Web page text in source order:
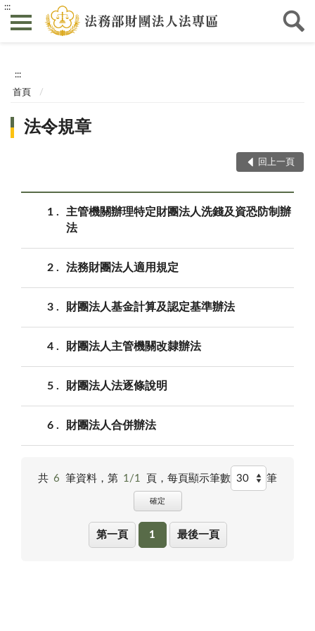
:::
:::
首頁
法令規章
回上一頁
1
主管機關辦理特定財團法人洗錢及資恐防制辦
法
2 法務財團法人適用規定
3 財團法人基金計算及認定基準辦法
4 財團法人主管機關改隸辦法
5 財團法人法逐條說明
6 財團法人合併辦法
共 6 筆資料，第 1/1 頁， 每頁顯示筆數 筆
確定
第一頁 1 最後一頁